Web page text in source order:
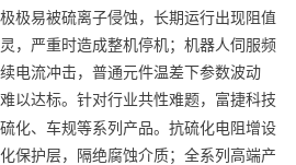
极易被硫离子侵蚀，长期运行出现阻值
，严重时造成整机停机；机器人伺服频
电流冲击，普通元件温差下参数波动
以达标。针对行业共性难题， 富捷科技
化、车规等系列产品。抗硫化电阻增设
保护层，隔绝腐蚀介质；全系列高端产